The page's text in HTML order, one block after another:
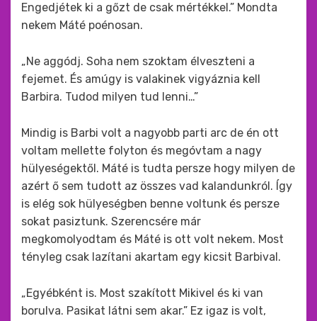
Engedjétek ki a gőzt de csak mértékkel.” Mondta
nekem Máté poénosan.
„Ne aggódj. Soha nem szoktam élveszteni a
fejemet. És amúgy is valakinek vigyáznia kell
Barbira. Tudod milyen tud lenni…”
Mindig is Barbi volt a nagyobb parti arc de én ott
voltam mellette folyton és megóvtam a nagy
hülyeségektől. Máté is tudta persze hogy milyen de
azért ő sem tudott az összes vad kalandunkról. Így
is elég sok hülyeségben benne voltunk és persze
sokat pasiztunk. Szerencsére már
megkomolyodtam és Máté is ott volt nekem. Most
tényleg csak lazítani akartam egy kicsit Barbival.
„Egyébként is. Most szakított Mikivel és ki van
borulva. Pasikat látni sem akar.” Ez igaz is volt,